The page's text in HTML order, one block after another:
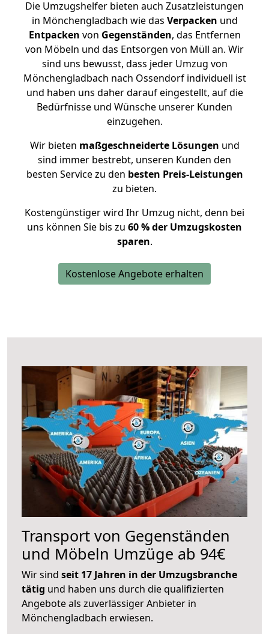
Die Umzugshelfer bieten auch Zusatzleistungen
in Mönchengladbach wie das Verpacken und
Entpacken von Gegenständen, das Entfernen
von Möbeln und das Entsorgen von Müll an. Wir
sind uns bewusst, dass jeder Umzug von
Mönchengladbach nach Ossendorf individuell ist
und haben uns daher darauf eingestellt, auf die
Bedürfnisse und Wünsche unserer Kunden
einzugehen.
Wir bieten maßgeschneiderte Lösungen und
sind immer bestrebt, unseren Kunden den
besten Service zu den besten Preis-Leistungen
zu bieten.
Kostengünstiger wird Ihr Umzug nicht, denn bei
uns können Sie bis zu 60 % der Umzugskosten
sparen.
Kostenlose Angebote erhalten
Transport von Gegenständen
und Möbeln Umzüge ab 94€
Wir sind seit 17 Jahren in der Umzugsbranche
tätig und haben uns durch die qualifizierten
Angebote als zuverlässiger Anbieter in
Mönchengladbach erwiesen.